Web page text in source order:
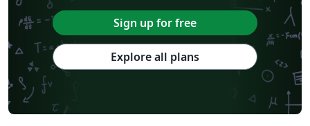
Sign up for free
Explore all plans